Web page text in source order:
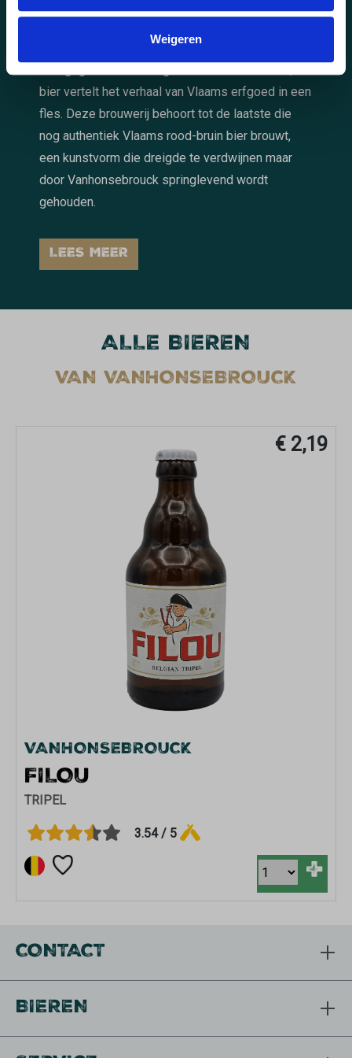
Weigeren
foeders. Van de wereldberoemde Duchesse de
bier vertelt het verhaal van Vlaams erfgoed in een
fles. Deze brouwerij behoort tot de laatste die
nog authentiek Vlaams rood-bruin bier brouwt,
een kunstvorm die dreigde te verdwijnen maar
door Vanhonsebrouck springlevend wordt
gehouden.
LEES MEER
ALLE BIEREN
VAN VANHONSEBROUCK
€ 2,19
VANHONSEBROUCK
FILOU
TRIPEL
3.54 / 5
+
CONTACT
BIEREN